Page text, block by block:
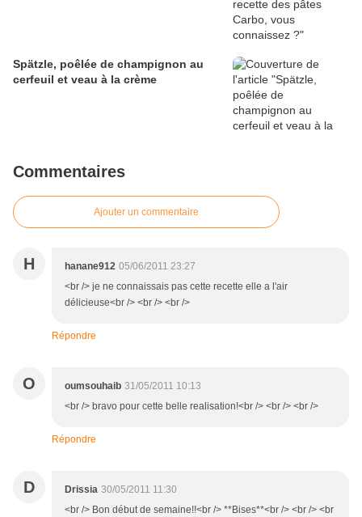
Spätzle, poêlée de champignon au
cerfeuil et veau à la crème
Commentaires
Ajouter un commentaire
H hanane912 05/06/2011 23:27
<br /> je ne connaissais pas cette recette elle a l'air
délicieuse<br /> <br /> <br />
Répondre
O oumsouhaib 31/05/2011 10:13
<br /> bravo pour cette belle realisation!<br /> <br /> <br />
Répondre
D Drissia 30/05/2011 11:30
<br /> Bon début de semaine!!<br /> **Bises**<br /> <br /> <br